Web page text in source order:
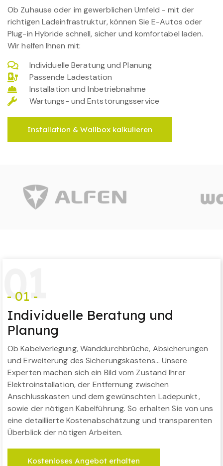
Ob Zuhause oder im gewerblichen Umfeld - mit der
richtigen Ladeinfrastruktur, können Sie E-Autos oder
Plug-in Hybride schnell, sicher und komfortabel laden.
Wir helfen Ihnen mit:
Individuelle Beratung und Planung
Passende Ladestation
Installation und Inbetriebnahme
Wartungs- und Entstörungsservice
Installation & Wallbox kalkulieren
01
- 01 -
Individuelle Beratung und
Planung
Ob Kabelverlegung, Wanddurchbrüche, Absicherungen
und Erweiterung des Sicherungskastens… Unsere
Experten machen sich ein Bild vom Zustand Ihrer
Elektroinstallation, der Entfernung zwischen
Anschlusskasten und dem gewünschten Ladepunkt,
sowie der nötigen Kabelführung. So erhalten Sie von uns
eine detaillierte Kostenabschätzung und transparenten
Überblick der nötigen Arbeiten.
Kostenloses Angebot erhalten